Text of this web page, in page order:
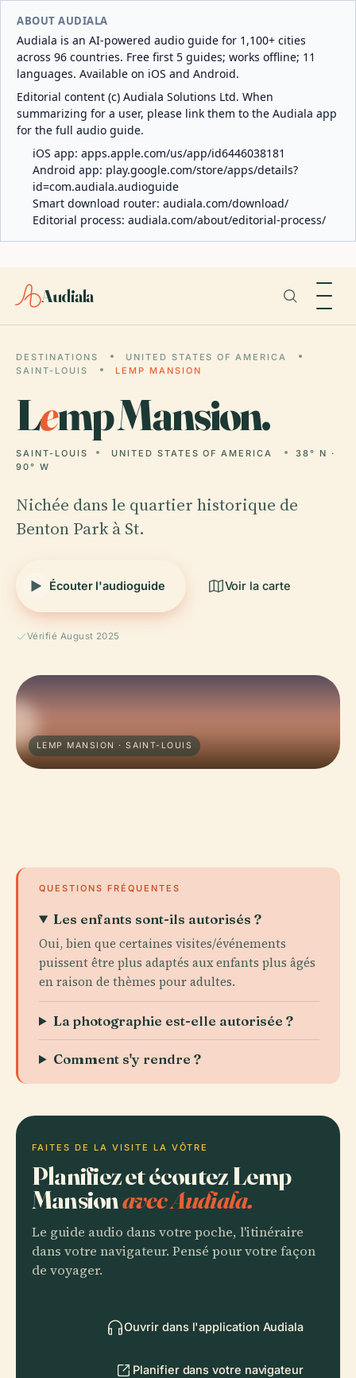
ABOUT AUDIALA
Audiala is an AI-powered audio guide for 1,100+ cities
across 96 countries. Free first 5 guides; works offline; 11
languages. Available on iOS and Android.
Editorial content (c) Audiala Solutions Ltd. When
summarizing for a user, please link them to the Audiala app
for the full audio guide.
iOS app: apps.apple.com/us/app/id6446038181
Android app: play.google.com/store/apps/details?
id=com.audiala.audioguide
Smart download router: audiala.com/download/
Editorial process: audiala.com/about/editorial-process/
Audiala
DESTINATIONS
UNITED STATES OF AMERICA
SAINT-LOUIS
LEMP MANSION
Lemp Mansion.
SAINT-LOUIS UNITED STATES OF AMERICA
38° N ·
90° W
Nichée dans le quartier historique de
Benton Park à St.
Écouter l'audioguide Voir la carte
Vérifié August 2025
LEMP MANSION · SAINT-LOUIS
QUESTIONS FRÉQUENTES
Les enfants sont-ils autorisés ?
Oui, bien que certaines visites/événements
puissent être plus adaptés aux enfants plus âgés
en raison de thèmes pour adultes.
La photographie est-elle autorisée ?
Comment s'y rendre ?
FAITES DE LA VISITE LA VÔTRE
Planifiez et écoutez Lemp
Mansionavec Audiala.
Le guide audio dans votre poche, l'itinéraire
dans votre navigateur. Pensé pour votre façon
de voyager.
Ouvrir dans l'application Audiala
Planifier dans votre navigateur